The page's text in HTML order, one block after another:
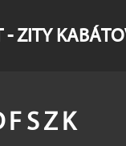
ZITY